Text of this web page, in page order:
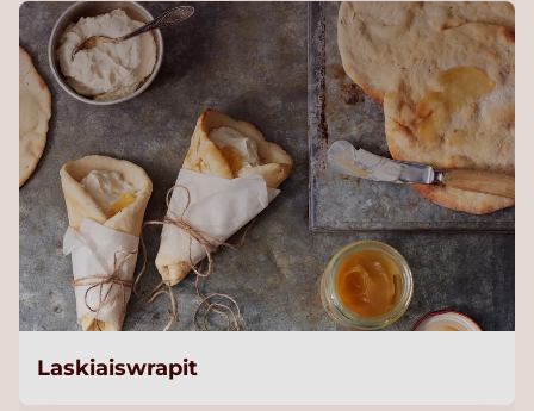
Laskiaiswrapit